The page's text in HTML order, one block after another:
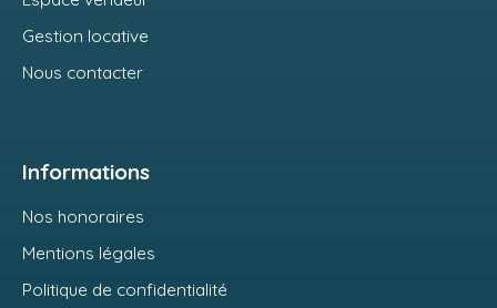
Gestion locative
Nous contacter
Informations
Nos honoraires
Mentions légales
Politique de confidentialité